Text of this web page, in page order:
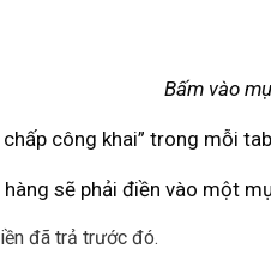
Bấm vào
công khai” trong mỗi
sẽ phải điền vào một
đã trả trước đó.